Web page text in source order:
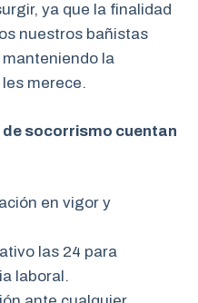
ya que la finalidad
nuestros bañistas
la
merece.
socorrismo cuentan
en vigor y
las 24 para
laboral.